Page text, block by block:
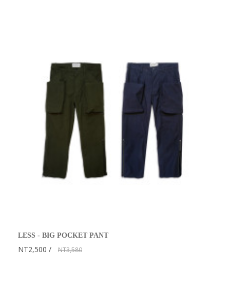
LESS - BIG POCKET PANT
NT2,500 NT3,580